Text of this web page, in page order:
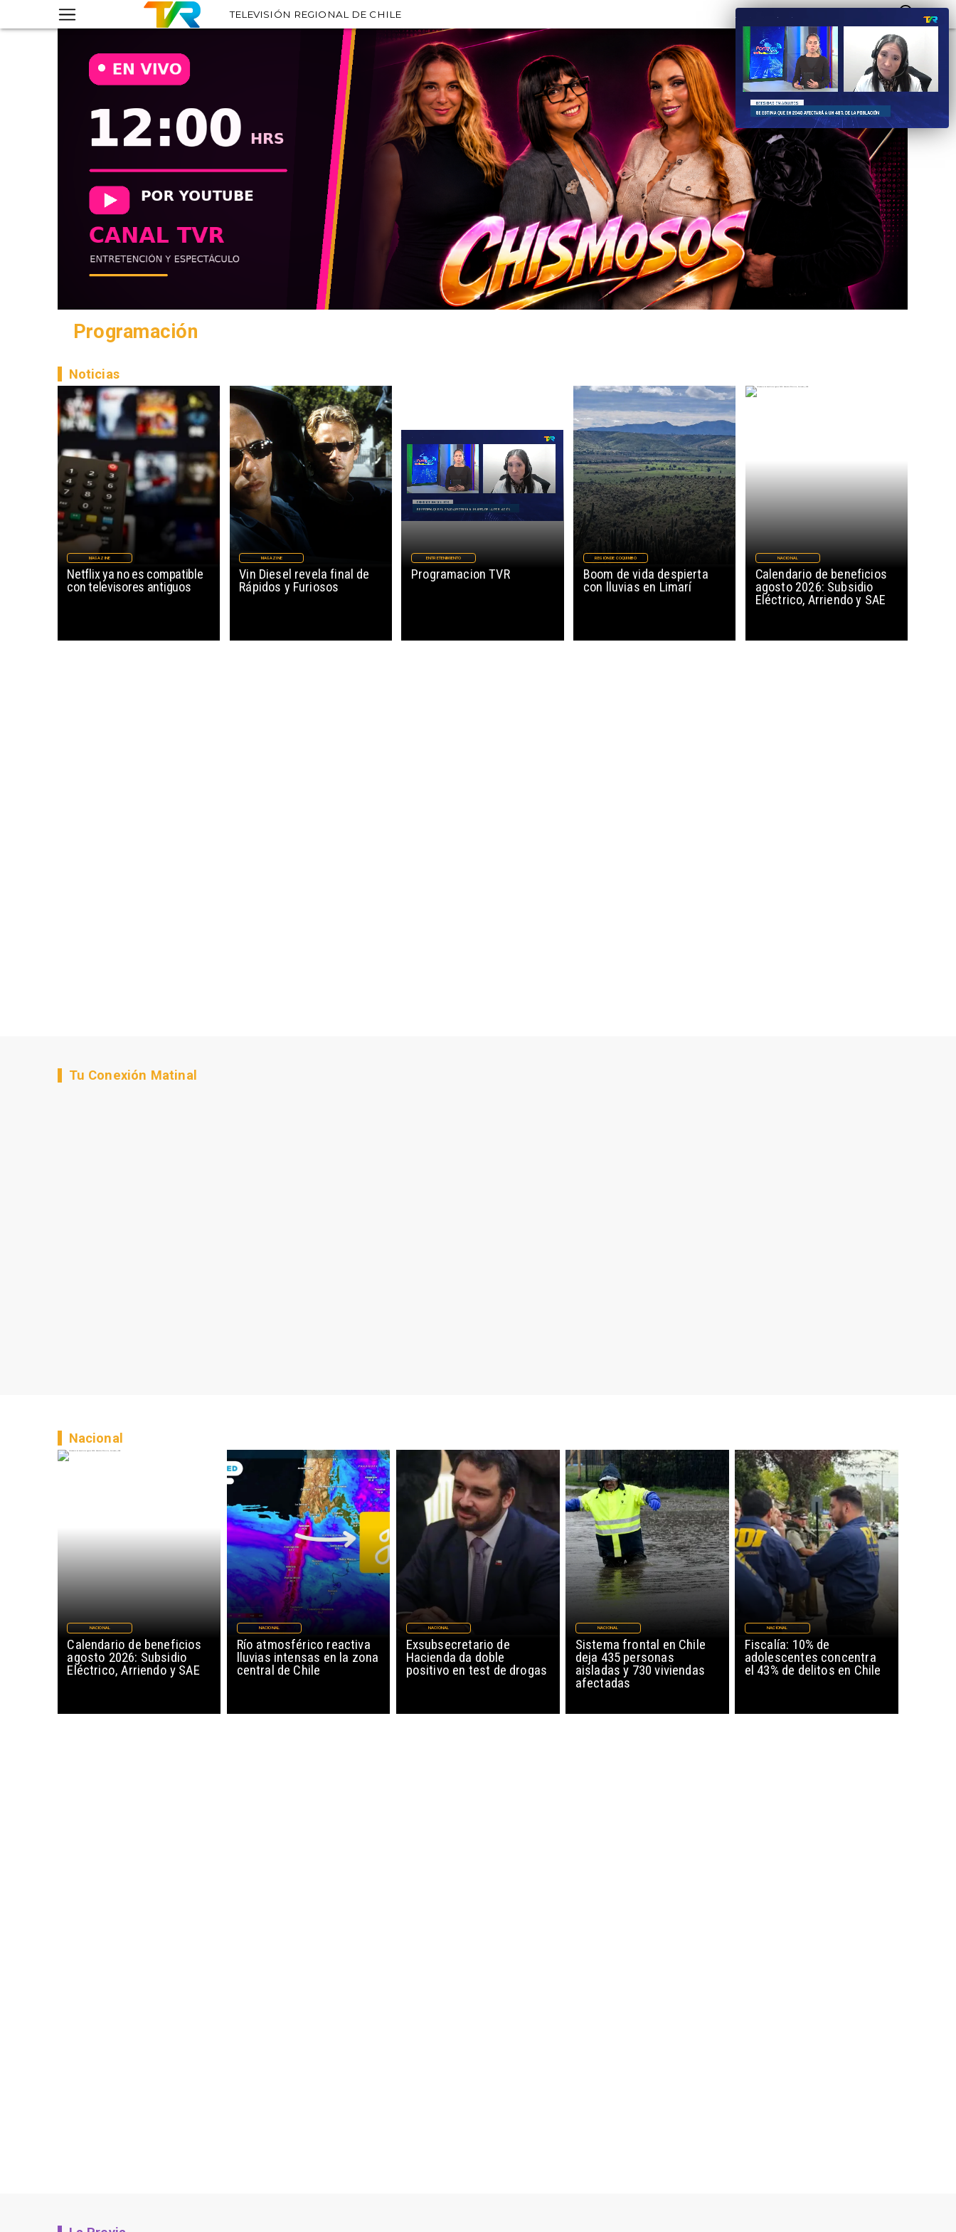
TELEVISIÓN REGIONAL DE CHILE
Programación
Netflix ya no es compatible
con televisores antiguos
MAGAZINE
Noticias
Vin Diesel revela final de
Rápidos y Furiosos
MAGAZINE
Programacion TVR
ENTRETENIMIENTO
Boom de vida despierta
con lluvias en Limarí
REGIÓN DE COQUIMBO
Calendario de beneficios
agosto 2026: Subsidio
Eléctrico, Arriendo y SAE
NACIONAL
Tu Conexión Matinal
Calendario de beneficios
agosto 2026: Subsidio
Eléctrico, Arriendo y SAE
NACIONAL
Río atmosférico reactiva
lluvias intensas en la zona
central de Chile
NACIONAL
Exsubsecretario de
Hacienda da doble
positivo en test de drogas
NACIONAL
Sistema frontal en Chile
deja 435 personas
aisladas y 730 viviendas
afectadas
NACIONAL
Fiscalía: 10% de
adolescentes concentra
el 43% de delitos en Chile
NACIONAL
Nacional